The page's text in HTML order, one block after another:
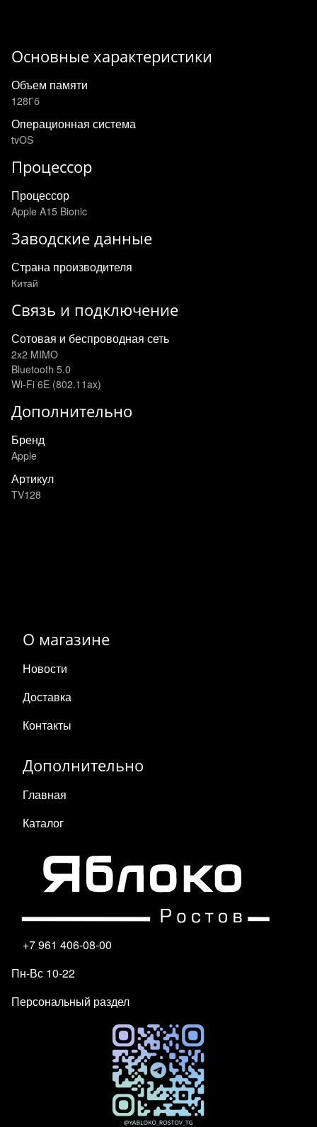
Основные характеристики
Объем памяти
128Гб
Операционная система
tvOS
Процессор
Процессор
Apple A15 Bionic
Заводские данные
Страна производителя
Китай
Связь и подключение
Сотовая и беспроводная сеть
2x2 MIMO
Bluetooth 5.0
Wi-Fi 6E (802.11ax)
Дополнительно
Бренд
Apple
Артикул
TV128
О магазине
Новости
Доставка
Контакты
Дополнительно
Главная
Каталог
+7 961 406-08-00
Пн-Вс 10-22
Персональный раздел